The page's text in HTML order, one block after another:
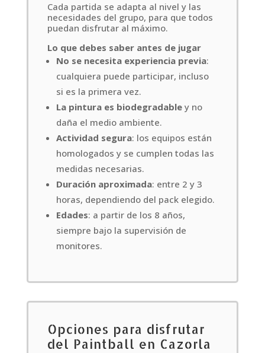
Cada partida se adapta al nivel y las
necesidades del grupo, para que todos
puedan disfrutar al máximo.
Lo que debes saber antes de jugar
No se necesita experiencia previa:
cualquiera puede participar, incluso
si es la primera vez.
La pintura es biodegradabley no
daña el medio ambiente.
Actividad segura: los equipos están
homologados y se cumplen todas las
medidas necesarias.
Duración aproximada: entre 2 y 3
horas, dependiendo del pack elegido.
Edades: a partir de los 8 años,
siempre bajo la supervisión de
monitores.
Opciones para disfrutar
del Paintball en Cazorla